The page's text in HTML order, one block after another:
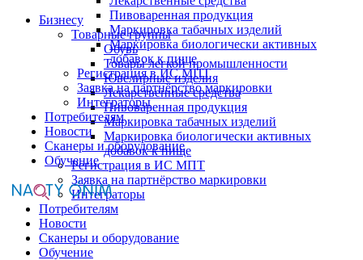
Пивоваренная продукция
Маркировка табачных изделий
Маркировка биологически активных
добавок к пище
Регистрация в ИС МПТ
Заявка на партнёрство маркировки
Интеграторы
Потребителям
Новости
Сканеры и оборудование
Обучение
Бизнесу
Товарные группы
Обувь
Товары легкой промышленности
Ювелирные изделия
Лекарственные средства
Пивоваренная продукция
Маркировка табачных изделий
Маркировка биологически активных
добавок к пище
Регистрация в ИС МПТ
Заявка на партнёрство маркировки
Интеграторы
Потребителям
Новости
Сканеры и оборудование
Обучение